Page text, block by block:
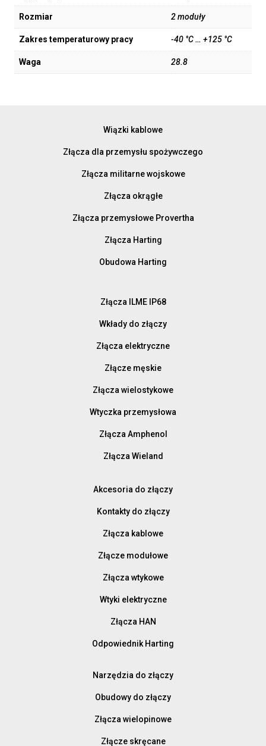
Rozmiar 2 moduły
Zakres temperaturowy pracy -40 °C … +125 °C
Waga 28.8
Wiązki kablowe
Złącza dla przemysłu spożywczego
Złącza militarne wojskowe
Złącza okrągłe
Złącza przemysłowe Provertha
Złącza Harting
Obudowa Harting
Złącza ILME IP68
Wkłady do złączy
Złącza elektryczne
Złącze męskie
Złącza wielostykowe
Wtyczka przemysłowa
Złącza Amphenol
Złącza Wieland
Akcesoria do złączy
Kontakty do złączy
Złącza kablowe
Złącze modułowe
Złącza wtykowe
Wtyki elektryczne
Złącza HAN
Odpowiednik Harting
Narzędzia do złączy
Obudowy do złączy
Złącza wielopinowe
Złącze skręcane